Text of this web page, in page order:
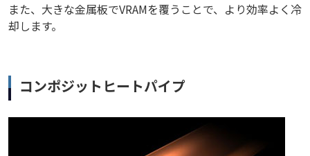
また、大きな金属板でVRAMを覆うことで、より効率よく冷
却します。
コンポジットヒートパイプ